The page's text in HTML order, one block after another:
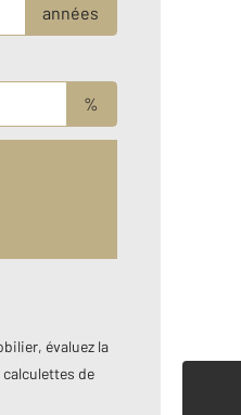
années
%
évaluez la
de